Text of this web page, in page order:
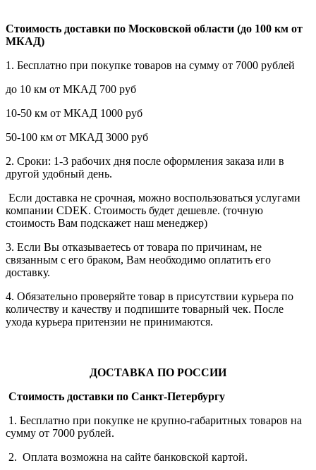
Стоимость доставки по Московской области (до 100 км от
МКАД)
1. Бесплатно при покупке товаров на сумму от 7000 рублей
до 10 км от МКАД 700 руб
10-50 км от МКАД 1000 руб
50-100 км от МКАД 3000 руб
2. Сроки: 1-3 рабочих дня после оформления заказа или в
другой удобный день.
Если доставка не срочная, можно воспользоваться услугами
компании СDEK. Стоимость будет дешевле. (точную
стоимость Вам подскажет наш менеджер)
3. Если Вы отказываетесь от товара по причинам, не
связанным с его браком, Вам необходимо оплатить его
доставку.
4. Обязательно проверяйте товар в присутствии курьера по
количеству и качеству и подпишите товарный чек. После
ухода курьера притензии не принимаются.
ДОСТАВКА ПО РОССИИ
Стоимость доставки по Санкт-Петербургу
1. Бесплатно при покупке не крупно-габаритных товаров на
сумму от 7000 рублей.
2. Оплата возможна на сайте банковской картой.